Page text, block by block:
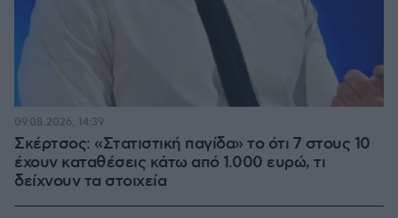
Σκέρτσος: «Στατιστική παγίδα» το ότι 7 στους 10
έχουν καταθέσεις κάτω από 1.000 ευρώ, τι
δείχνουν τα στοιχεία
09.08.2026, 14:39